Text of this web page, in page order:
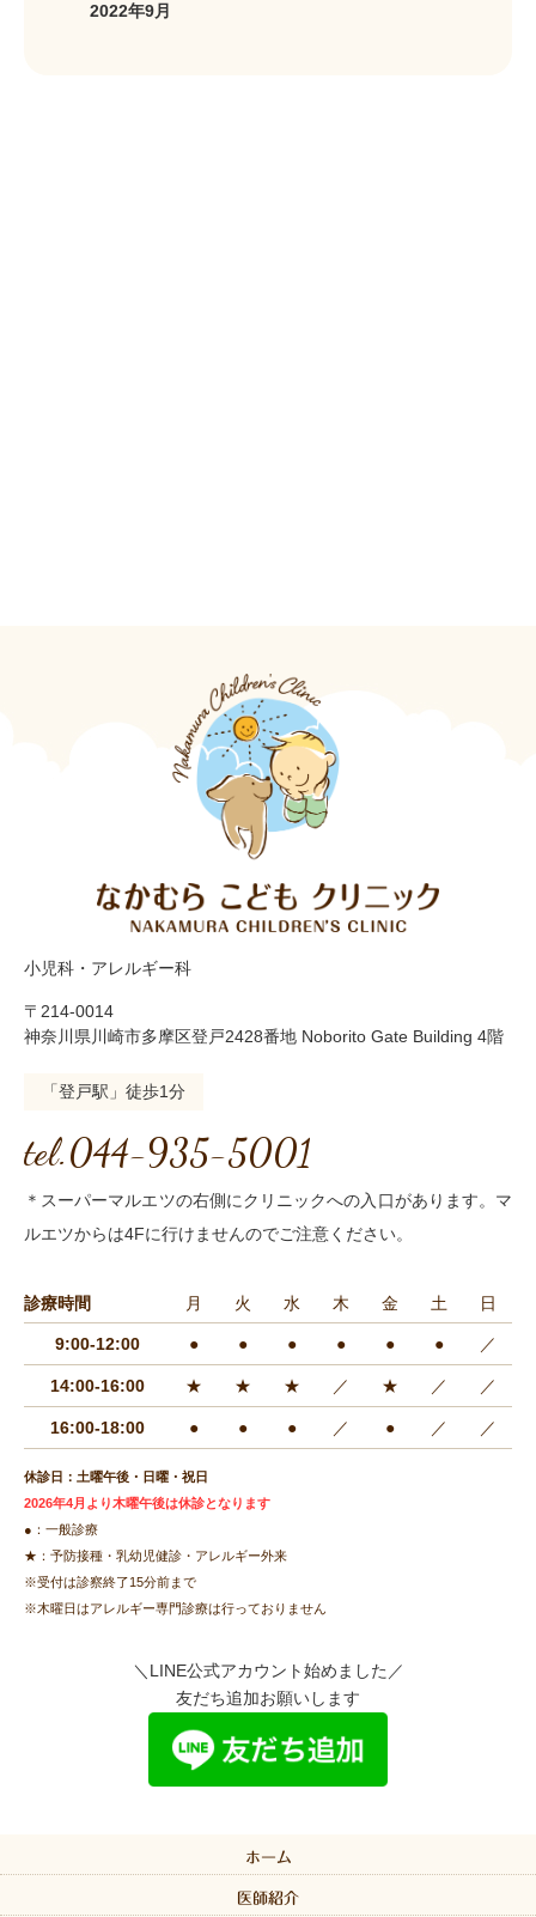
2022年9月
小児科・アレルギー科
〒214-0014
神奈川県川崎市多摩区登戸2428番地 Noborito Gate Building 4階
「登戸駅」徒歩1分
tel.044-935-5001
＊スーパーマルエツの右側にクリニックへの入口があります。マ
ルエツからは4Fに行けませんのでご注意ください。
診療時間 月 火 水 木 金 土 日
9:00-12:00 ● ● ● ● ● ● ／
14:00-16:00 ★ ★ ★ ／ ★ ／ ／
16:00-18:00 ● ● ● ／ ● ／ ／
休診日：土曜午後・日曜・祝日
2026年4月より木曜午後は休診となります
●：一般診療
★：予防接種・乳幼児健診・アレルギー外来
※受付は診察終了15分前まで
※木曜日はアレルギー専門診療は行っておりません
＼LINE公式アカウント始めました／
友だち追加お願いします
ホーム
医師紹介